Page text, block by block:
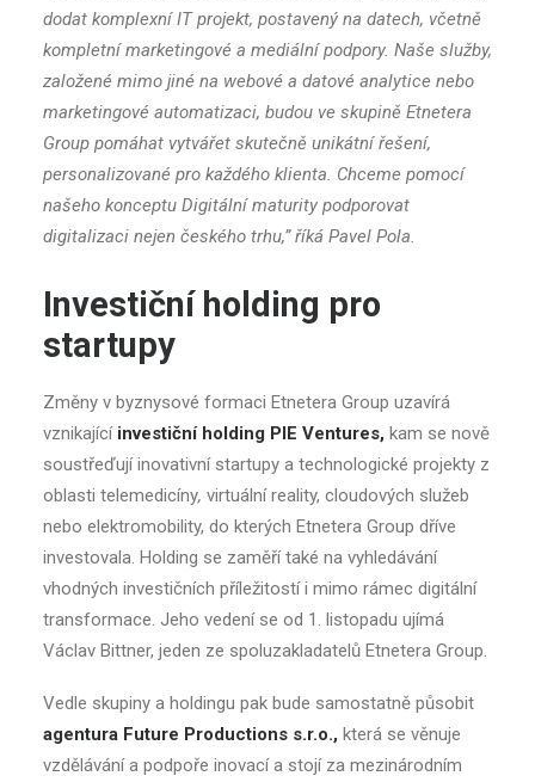
dodat komplexní IT projekt, postavený na datech, včetně
kompletní marketingové a mediální podpory. Naše služby,
založené mimo jiné na webové a datové analytice nebo
marketingové automatizaci, budou ve skupině Etnetera
Group pomáhat vytvářet skutečně unikátní řešení,
personalizované pro každého klienta. Chceme pomocí
našeho konceptu Digitální maturity podporovat
digitalizaci nejen českého trhu,” říká Pavel Pola.
Investiční holding pro
startupy
Změny v byznysové formaci Etnetera Group uzavírá
vznikající investiční holding PIE Ventures, kam se nově
soustřeďují inovativní startupy a technologické projekty z
oblasti telemedicíny, virtuální reality, cloudových služeb
nebo elektromobility, do kterých Etnetera Group dříve
investovala. Holding se zaměří také na vyhledávání
vhodných investičních příležitostí i mimo rámec digitální
transformace. Jeho vedení se od 1. listopadu ujímá
Václav Bittner, jeden ze spoluzakladatelů Etnetera Group.
Vedle skupiny a holdingu pak bude samostatně působit
agentura Future Productions s.r.o., která se věnuje
vzdělávání a podpoře inovací a stojí za mezinárodním